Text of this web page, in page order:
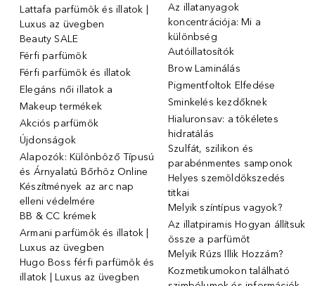
Lattafa parfümök és illatok |
Luxus az üvegben
Beauty SALE
Férfi parfümök
Férfi parfümök és illatok
Elegáns női illatok ️a
Makeup termékek
Akciós parfümök
Újdonságok
Alapozók: Különböző Típusú
és Árnyalatú Bőrhöz Online
Készítmények az arc nap
elleni védelmére
BB & CC krémek
Armani parfümök és illatok |
Luxus az üvegben
Hugo Boss férfi parfümök és
illatok | Luxus az üvegben
Az illatanyagok
koncentrációja: Mi a
különbség
Autóillatosítók
Brow Laminálás
Pigmentfoltok Elfedése
Sminkelés kezdőknek
Hialuronsav: a tökéletes
hidratálás
Szulfát, szilikon és
parabénmentes samponok
Helyes szemöldökszedés
titkai
Melyik színtípus vagyok?
Az illatpiramis Hogyan állítsuk
össze a parfümöt
Melyik Rúzs Illik Hozzám?
Kozmetikumokon található